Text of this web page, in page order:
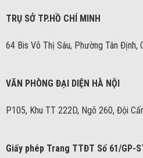
TRỤ SỞ TP.HỒ CHÍ MINH
64 Bis Võ Thị Sáu, Phường Tân Định,
VĂN PHÒNG ĐẠI DIỆN HÀ NỘI
P105, Khu TT 222D, Ngõ 260, Đội
Giấy phép Trang TTĐT Số 61/GP-